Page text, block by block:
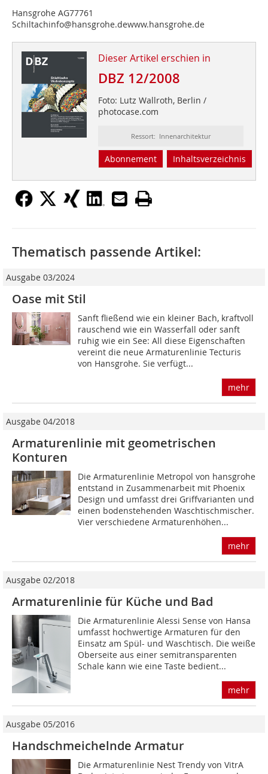
Hansgrohe AG77761
Schiltachinfo@hansgrohe.dewww.hansgrohe.de
Dieser Artikel erschien in
DBZ 12/2008
Foto: Lutz Wallroth, Berlin /
photocase.com
Ressort: Innenarchitektur
Abonnement Inhaltsverzeichnis
Thematisch passende Artikel:
Ausgabe 03/2024
Oase mit Stil
Sanft fließend wie ein kleiner Bach, kraftvoll
rauschend wie ein Wasserfall oder sanft
ruhig wie ein See: All diese Eigenschaften
vereint die neue Armaturenlinie Tecturis
von Hansgrohe. Sie verfügt...
mehr
Ausgabe 04/2018
Armaturenlinie mit geometrischen
Konturen
Die Armaturenlinie Metropol von hansgrohe
entstand in Zusammenarbeit mit Phoenix
Design und umfasst drei Griffvarianten und
einen bodenstehenden Waschtischmischer.
Vier verschiedene Armaturenhöhen...
mehr
Ausgabe 02/2018
Armaturenlinie für Küche und Bad
Die Armaturenlinie Alessi Sense von Hansa
umfasst hochwertige Armaturen für den
Einsatz am Spül- und Waschtisch. Die weiße
Oberseite aus einer semitransparenten
Schale kann wie eine Taste bedient...
mehr
Ausgabe 05/2016
Handschmeichelnde Armatur
Die Armaturenlinie Nest Trendy von VitrA